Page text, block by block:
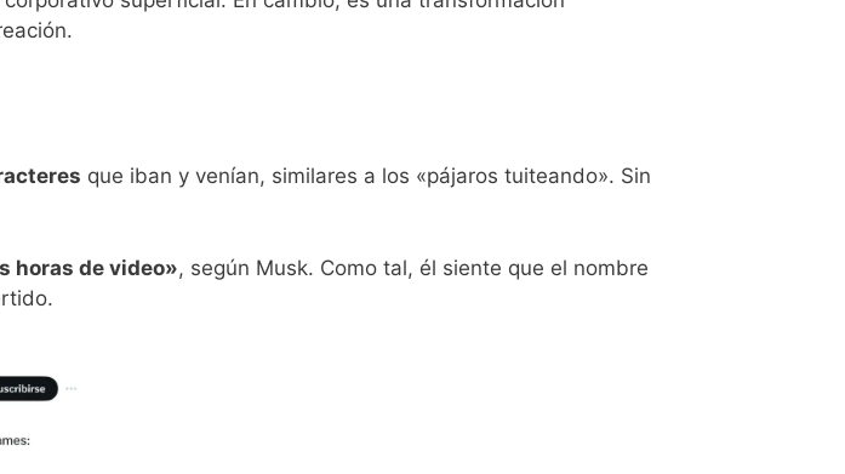
que iban y venían, similares a los «pájaros tuiteando». Sin
horas de video», según Musk. Como tal, él siente que el nombre